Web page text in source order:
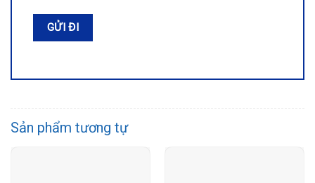
Sản phẩm tương tự